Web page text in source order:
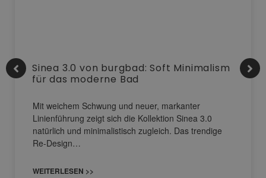
Sinea 3.0 von burgbad: Soft Minimalism
für das moderne Bad
Mit weichem Schwung und neuer, markanter
Linienführung zeigt sich die Kollektion Sinea 3.0
natürlich und minimalistisch zugleich. Das trendige
Re-Design…
WEITERLESEN >>